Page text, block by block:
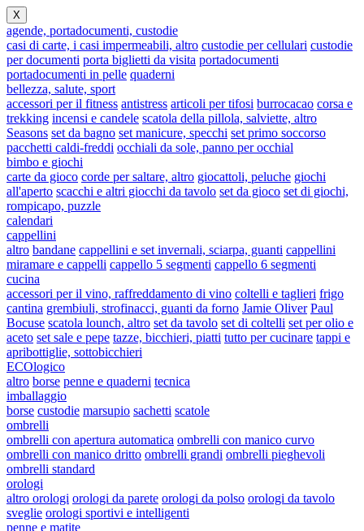
X
agende, portadocumenti, custodie
casi di carte, i casi impermeabili, altro custodie per cellulari custodie
per documenti porta biglietti da visita portadocumenti
portadocumenti in pelle quaderni
bellezza, salute, sport
accessori per il fitness antistress articoli per tifosi burrocacao corsa e
trekking incensi e candele scatola della pillola, salviette, altro
Seasons set da bagno set manicure, specchi set primo soccorso
pacchetti caldi-freddi occhiali da sole, panno per occhial
bimbo e giochi
carte da gioco corde per saltare, altro giocattoli, peluche giochi
all'aperto scacchi e altri giocchi da tavolo set da gioco set di giochi,
rompicapo, puzzle
calendari
cappellini
altro bandane cappellini e set invernali, sciarpa, guanti cappellini
miramare e cappelli cappello 5 segmenti cappello 6 segmenti
cucina
accessori per il vino, raffreddamento di vino coltelli e taglieri frigo
cantina grembiuli, strofinacci, guanti da forno Jamie Oliver Paul
Bocuse scatola lounch, altro set da tavolo set di coltelli set per olio e
aceto set sale e pepe tazze, bicchieri, piatti tutto per cucinare tappi e
apribottiglie, sottobicchieri
ECOlogico
altro borse penne e quaderni tecnica
imballaggio
borse custodie marsupio sachetti scatole
ombrelli
ombrelli con apertura automatica ombrelli con manico curvo
ombrelli con manico dritto ombrelli grandi ombrelli pieghevoli
ombrelli standard
orologi
altro orologi orologi da parete orologi da polso orologi da tavolo
sveglie orologi sportivi e intelligenti
penne e matite